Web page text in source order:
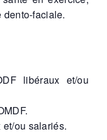
dento-faciale.
libéraux et/ou
ou salariés.